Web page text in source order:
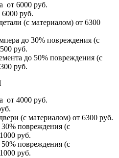
от 6000 руб.
6000 руб.
(с материалом) от 6300
до 30% повреждения (с
руб.
до 50% повреждения (с
руб.
от 4000 руб.
(с материалом) от 6300 руб.
повреждения (с
руб.
повреждения (с
руб.